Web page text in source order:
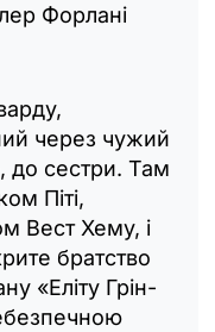
Форлані
через чужий
до сестри. Там
Піті,
Вест Хему, і
братство
«Еліту Грін-